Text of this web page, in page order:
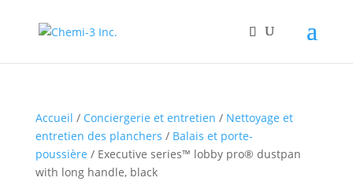
Accueil / Conciergerie et entretien / Nettoyage et
entretien des planchers / Balais et porte-
poussière / Executive series™ lobby pro® dustpan
with long handle, black